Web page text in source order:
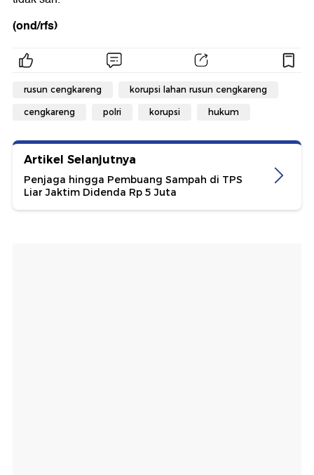
(ond/rfs)
rusun cengkareng korupsi lahan rusun cengkareng
cengkareng polri korupsi hukum
Artikel Selanjutnya
Penjaga hingga Pembuang Sampah di TPS
Liar Jaktim Didenda Rp 5 Juta